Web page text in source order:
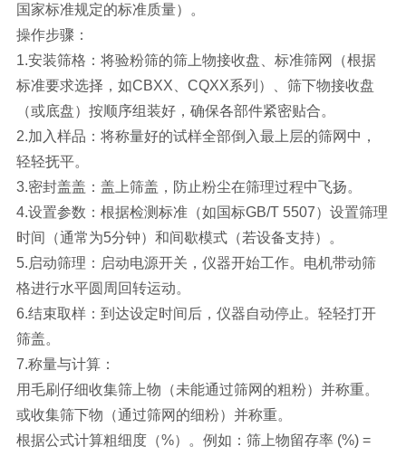
国家标准规定的标准质量）。
操作步骤：
1.安装筛格：将验粉筛的筛上物接收盘、标准筛网（根据
标准要求选择，如CBXX、CQXX系列）、筛下物接收盘
（或底盘）按顺序组装好，确保各部件紧密贴合。
2.加入样品：将称量好的试样全部倒入最上层的筛网中，
轻轻抚平。
3.密封盖盖：盖上筛盖，防止粉尘在筛理过程中飞扬。
4.设置参数：根据检测标准（如国标GB/T 5507）设置筛理
时间（通常为5分钟）和间歇模式（若设备支持）。
5.启动筛理：启动电源开关，仪器开始工作。电机带动筛
格进行水平圆周回转运动。
6.结束取样：到达设定时间后，仪器自动停止。轻轻打开
筛盖。
7.称量与计算：
用毛刷仔细收集筛上物（未能通过筛网的粗粉）并称重。
或收集筛下物（通过筛网的细粉）并称重。
根据公式计算粗细度（%）。例如：筛上物留存率 (%) =